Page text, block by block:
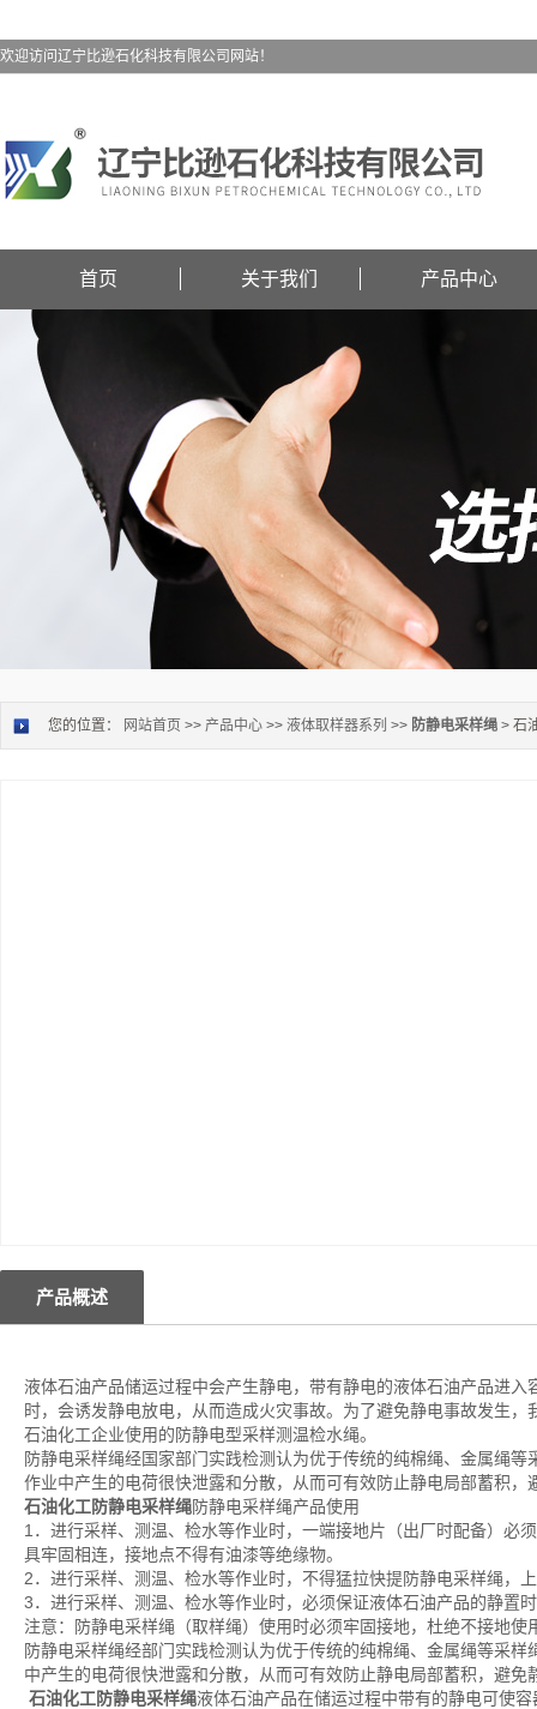
欢迎访问辽宁比逊石化科技有限公司网站！
首页 关于我们 产品中心
您的位置： 网站首页 >> 产品中心 >> 液体取样器系列 >> 防静电采样绳 > 石
产品概述
液体石油产品储运过程中会产生静电，带有静电的液体石油产品进
时，会诱发静电放电，从而造成火灾事故。为了避免静电事故发生
石油化工企业使用的防静电型采样测温检水绳。
防静电采样绳经国家部门实践检测认为优于传统的纯棉绳、金属绳
作业中产生的电荷很快泄露和分散，从而可有效防止静电局部蓄积，
石油化工防静电采样绳防静电采样绳产品使用
1．进行采样、测温、检水等作业时，一端接地片（出厂时配备）必
具牢固相连，接地点不得有油漆等绝缘物。
2．进行采样、测温、检水等作业时，不得猛拉快提防静电采样绳，
3．进行采样、测温、检水等作业时，必须保证液体石油产品的静置
注意：防静电采样绳（取样绳）使用时必须牢固接地，杜绝不接地使
防静电采样绳经部门实践检测认为优于传统的纯棉绳、金属绳等采
中产生的电荷很快泄露和分散，从而可有效防止静电局部蓄积，避免
石油化工防静电采样绳液体石油产品在储运过程中带有的静电可使